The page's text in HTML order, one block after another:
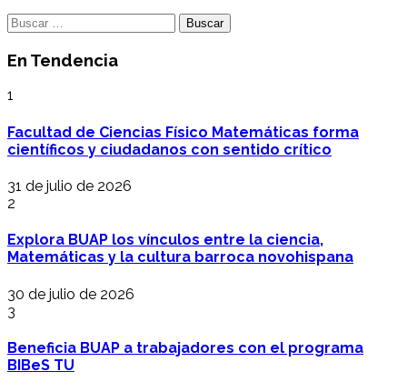
Buscar:
En Tendencia
1
Facultad de Ciencias Físico Matemáticas forma
científicos y ciudadanos con sentido crítico
31 de julio de 2026
2
Explora BUAP los vínculos entre la ciencia,
Matemáticas y la cultura barroca novohispana
30 de julio de 2026
3
Beneficia BUAP a trabajadores con el programa
BIBeS TU